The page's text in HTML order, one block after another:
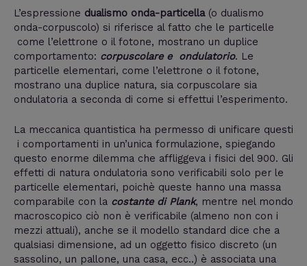
L’espressione dualismo onda-particella(o dualismo
onda-corpuscolo) si riferisce al fatto che le particelle
come l’elettrone o il fotone, mostrano un duplice
comportamento: corpuscolare e ondulatorio. Le
particelle elementari, come l’elettrone o il fotone,
mostrano una duplice natura, sia corpuscolare sia
ondulatoria a seconda di come si effettui l’esperimento.
La meccanica quantistica ha permesso di unificare questi
i comportamenti in un’unica formulazione, spiegando
questo enorme dilemma che affliggeva i fisici del 900. Gli
effetti di natura ondulatoria sono verificabili solo per le
particelle elementari, poichè queste hanno una massa
comparabile con la costante di Plank, mentre nel mondo
macroscopico ciò non è verificabile (almeno non con i
mezzi attuali), anche se il modello standard dice che a
qualsiasi dimensione, ad un oggetto fisico discreto (un
sassolino, un pallone, una casa, ecc..) è associata una